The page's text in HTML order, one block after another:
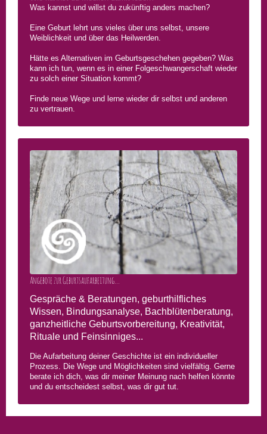
Was kannst und willst du zukünftig anders machen?
Eine Geburt lehrt uns vieles über uns selbst, unsere
Weiblichkeit und über das Heilwerden.
Hätte es Alternativen im Geburtsgeschehen gegeben? Was
kann ich tun, wenn es in einer Folgeschwangerschaft wieder
zu solch einer Situation kommt?
Finde neue Wege und lerne wieder dir selbst und anderen
zu vertrauen.
Angebote zur Geburtsaufarbeitung...
Gespräche & Beratungen, geburthilfliches
Wissen, Bindungsanalyse, Bachblütenberatung,
ganzheitliche Geburtsvorbereitung, Kreativität,
Rituale und Feinsinniges...
Die Aufarbeitung deiner Geschichte ist ein individueller
Prozess. Die Wege und Möglichkeiten sind vielfältig. Gerne
berate ich dich, was dir meiner Meinung nach helfen könnte
und du entscheidest selbst, was dir gut tut.